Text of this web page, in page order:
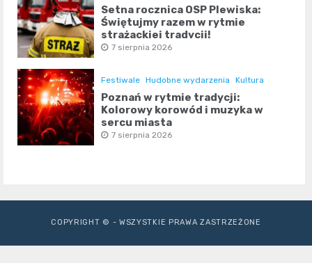
Setna rocznica OSP Plewiska:
Świętujmy razem w rytmie
strażackiej tradycji!
7 sierpnia 2026
Festiwale Hudobne wydarzenia Kultura
Poznań w rytmie tradycji:
Kolorowy korowód i muzyka w
sercu miasta
7 sierpnia 2026
COPYRIGHT © - WSZYSTKIE PRAWA ZASTRZEŻONE